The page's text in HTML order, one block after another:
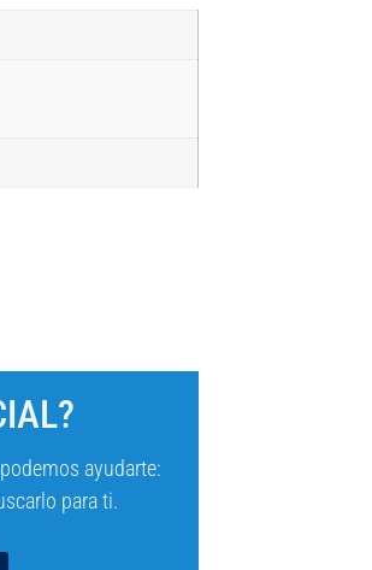
ayudarte:
para ti.